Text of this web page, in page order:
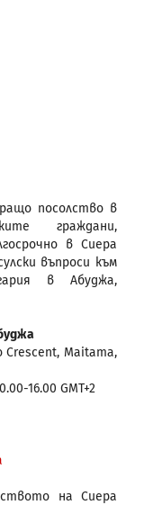
посолство в
граждани,
в Сиера
въпроси към
в Абуджа,
Crescent, Maitama,
16.00 GMT+2
на Сиера